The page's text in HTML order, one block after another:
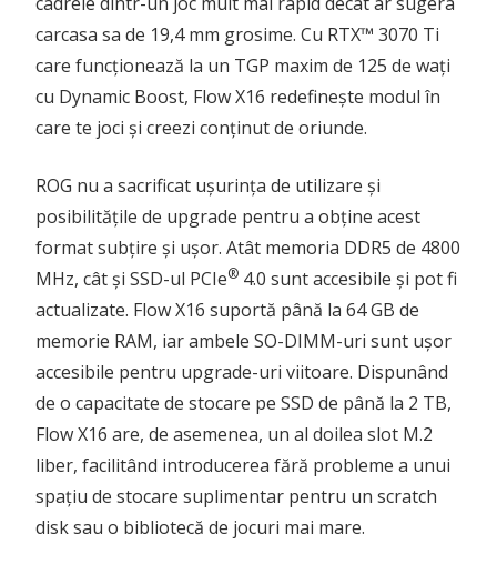
carcasa sa de 19,4 mm grosime. Cu RTX™ 3070 Ti
care funcționează la un TGP maxim de 125 de wați
cu Dynamic Boost, Flow X16 redefinește modul în
care te joci și creezi conținut de oriunde.
ROG nu a sacrificat ușurința de utilizare și
posibilitățile de upgrade pentru a obține acest
format subțire și ușor. Atât memoria DDR5 de 4800
MHz, cât și SSD-ul PCIe® 4.0 sunt accesibile și pot fi
actualizate. Flow X16 suportă până la 64 GB de
memorie RAM, iar ambele SO-DIMM-uri sunt ușor
accesibile pentru upgrade-uri viitoare. Dispunând
de o capacitate de stocare pe SSD de până la 2 TB,
Flow X16 are, de asemenea, un al doilea slot M.2
liber, facilitând introducerea fără probleme a unui
spațiu de stocare suplimentar pentru un scratch
disk sau o bibliotecă de jocuri mai mare.